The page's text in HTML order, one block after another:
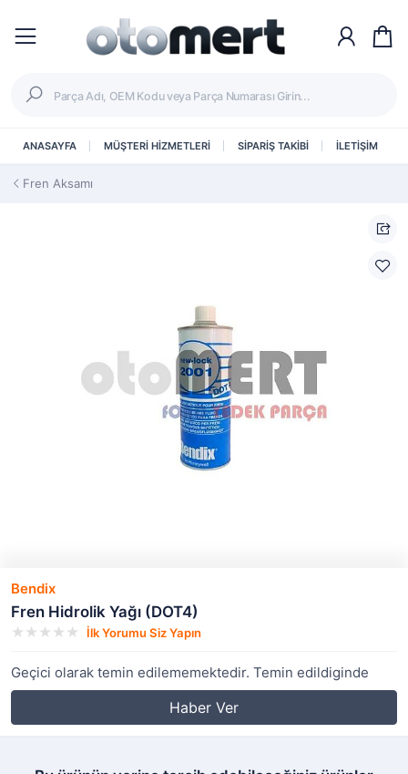
ANASAYFA MÜŞTERİ HİZMETLERİ SİPARİŞ TAKİBİ İLETİŞİM
Fren Aksamı
Bendix
Fren Hidrolik Yağı (DOT4)
İlk Yorumu Siz Yapın
Geçici olarak temin edilememektedir. Temin edildiginde
Haber Ver